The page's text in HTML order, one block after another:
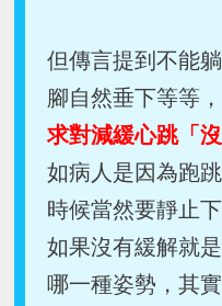
但傳言提到不能
腳自然垂下等等
求對減緩心跳「
如病人是因為跑
時候當然要靜止
如果沒有緩解就
哪一種姿勢，其